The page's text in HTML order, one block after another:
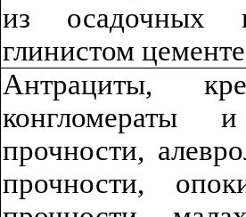
из
глинистом цементе
Антрациты,
конгломераты
прочности,
прочности,